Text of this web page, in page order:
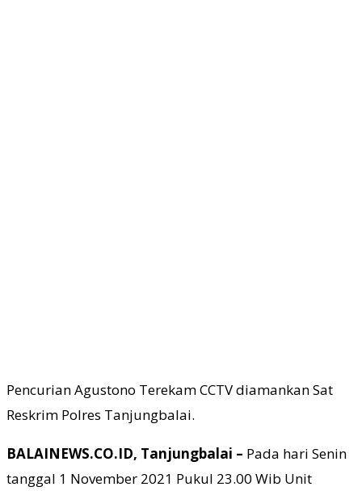
Pencurian Agustono Terekam CCTV diamankan Sat
Reskrim Polres Tanjungbalai.
BALAINEWS.CO.ID, Tanjungbalai – Pada hari Senin
tanggal 1 November 2021 Pukul 23.00 Wib Unit